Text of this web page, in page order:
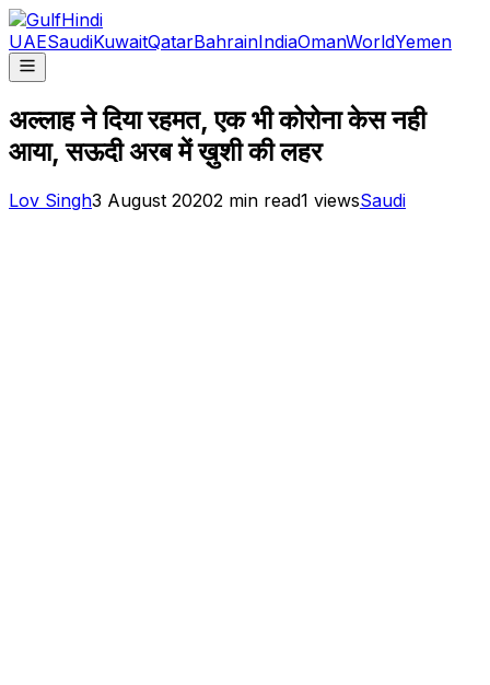
UAESaudiKuwaitQatarBahrainIndiaOmanWorldYemen
अल्लाह ने दिया रहमत, एक भी कोरोना केस नही
आया, सऊदी अरब में ख़ुशी की लहर
Lov Singh3 August 20202 min read1 viewsSaudi